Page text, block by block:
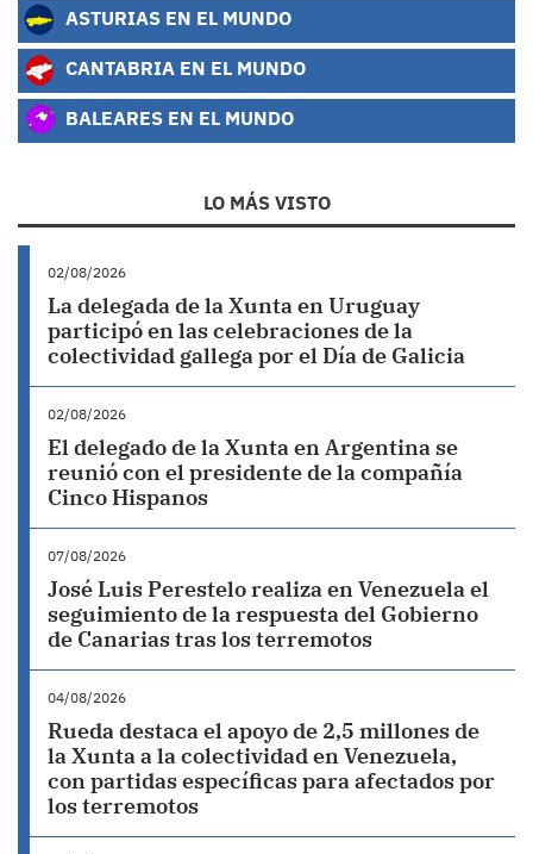
ASTURIAS EN EL MUNDO
CANTABRIA EN EL MUNDO
BALEARES EN EL MUNDO
LO MÁS VISTO
02/08/2026
La delegada de la Xunta en Uruguay
participó en las celebraciones de la
colectividad gallega por el Día de Galicia
02/08/2026
El delegado de la Xunta en Argentina se
reunió con el presidente de la compañía
Cinco Hispanos
07/08/2026
José Luis Perestelo realiza en Venezuela el
seguimiento de la respuesta del Gobierno
de Canarias tras los terremotos
04/08/2026
Rueda destaca el apoyo de 2,5 millones de
la Xunta a la colectividad en Venezuela,
con partidas específicas para afectados por
los terremotos